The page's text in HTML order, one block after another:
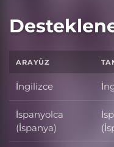
ARAYÜZ
İngilizce
İspanyolca
(İspanya)